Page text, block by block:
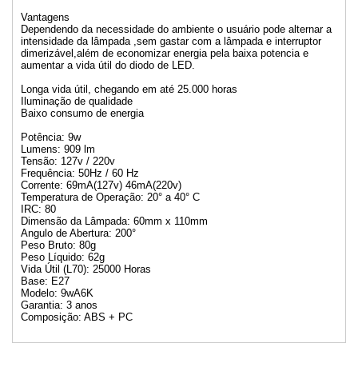
Vantagens
Dependendo da necessidade do ambiente o usuário pode alternar a
intensidade da lâmpada ,sem gastar com a lâmpada e interruptor
dimerizável,além de economizar energia pela baixa potencia e
aumentar a vida útil do diodo de LED.
Longa vida útil, chegando em até 25.000 horas
Iluminação de qualidade
Baixo consumo de energia
Potência: 9w
Lumens: 909 lm
Tensão: 127v / 220v
Frequência: 50Hz / 60 Hz
Corrente: 69mA(127v) 46mA(220v)
Temperatura de Operação: 20° a 40° C
IRC: 80
Dimensão da Lâmpada: 60mm x 110mm
Angulo de Abertura: 200°
Peso Bruto: 80g
Peso Líquido: 62g
Vida Útil (L70): 25000 Horas
Base: E27
Modelo: 9wA6K
Garantia: 3 anos
Composição: ABS + PC